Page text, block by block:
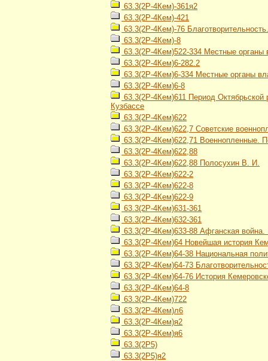
63.3(2Р-4Кем)-361я2
63.3(2Р-4Кем)-421
63.3(2Р-4Кем)-76
63.3(2Р-4Кем)-8
63.3(2Р-4Кем)522-334 Местные органы
63.3(2Р-4Кем)6-282.2
63.3(2Р-4Кем)6-334 Местные органы
63.3(2Р-4Кем)6-8
63.3(2Р-4Кем)611 Период Октябрьской
Кузбассе
63.3(2Р-4Кем)622
63.3(2Р-4Кем)622,7 Советские
63.3(2Р-4Кем)622,71 Военнопленные.
63.3(2Р-4Кем)622,88
63.3(2Р-4Кем)622,88 Полосухин В. И.
63.3(2Р-4Кем)622-2
63.3(2Р-4Кем)622-8
63.3(2Р-4Кем)622-9
63.3(2Р-4Кем)631-361
63.3(2Р-4Кем)632-361
63.3(2Р-4Кем)633-88 Афганская война.
63.3(2Р-4Кем)64 Новейшая история
63.3(2Р-4Кем)64-38 Национальная
63.3(2Р-4Кем)64-73
63.3(2Р-4Кем)64-76 История
63.3(2Р-4Кем)64-8
63.3(2Р-4Кем)722
63.3(2Р-4Кем)л6
63.3(2Р-4Кем)я2
63.3(2Р-4Кем)я6
63.3(2Р5)
63.3(2Р5)я2